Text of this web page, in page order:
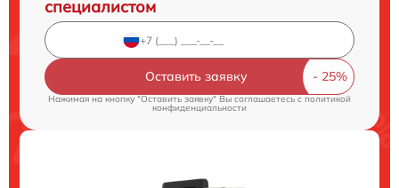
специалистом
Оставить заявку
Нажимая на кнопку "Оставить заявку" Вы соглашаетесь cполитикой
конфиденциальности